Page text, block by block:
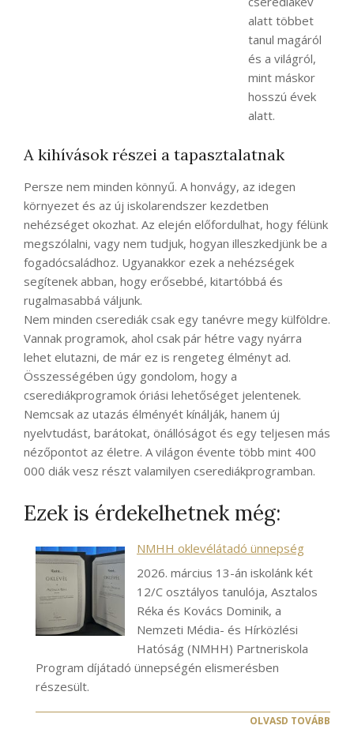
alatt többet
tanul magáról
és a világról,
mint máskor
hosszú évek
alatt.
A kihívások részei a tapasztalatnak
Persze nem minden könnyű. A honvágy, az idegen
környezet és az új iskolarendszer kezdetben
nehézséget okozhat. Az elején előfordulhat, hogy félünk
megszólalni, vagy nem tudjuk, hogyan illeszkedjünk be a
fogadócsaládhoz. Ugyanakkor ezek a nehézségek
segítenek abban, hogy erősebbé, kitartóbbá és
rugalmasabbá váljunk.
Nem minden cserediák csak egy tanévre megy külföldre.
Vannak programok, ahol csak pár hétre vagy nyárra
lehet elutazni, de már ez is rengeteg élményt ad.
Összességében úgy gondolom, hogy a
cserediákprogramok óriási lehetőséget jelentenek.
Nemcsak az utazás élményét kínálják, hanem új
nyelvtudást, barátokat, önállóságot és egy teljesen más
nézőpontot az életre. A világon évente több mint 400
000 diák vesz részt valamilyen cserediákprogramban.
Ezek is érdekelhetnek még:
NMHH oklevélátadó ünnepség
2026. március 13-án iskolánk két
12/C osztályos tanulója, Asztalos
Réka és Kovács Dominik, a
Nemzeti Média- és Hírközlési
Hatóság (NMHH) Partneriskola
Program díjátadó ünnepségén elismerésben
részesült.
OLVASD TOVÁBB